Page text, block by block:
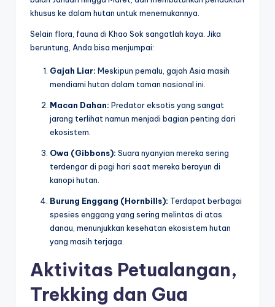
khusus ke dalam hutan untuk menemukannya.
Selain flora, fauna di Khao Sok sangatlah kaya. Jika
beruntung, Anda bisa menjumpai:
Gajah Liar: Meskipun pemalu, gajah Asia masih
mendiami hutan dalam taman nasional ini.
Macan Dahan: Predator eksotis yang sangat
jarang terlihat namun menjadi bagian penting dari
ekosistem.
Owa (Gibbons): Suara nyanyian mereka sering
terdengar di pagi hari saat mereka berayun di
kanopi hutan.
Burung Enggang (Hornbills): Terdapat berbagai
spesies enggang yang sering melintas di atas
danau, menunjukkan kesehatan ekosistem hutan
yang masih terjaga.
Aktivitas Petualangan,
Trekking dan Gua